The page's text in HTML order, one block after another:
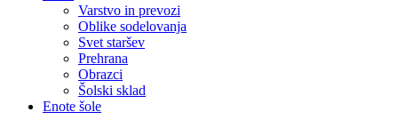
Varstvo in prevozi
Oblike sodelovanja
Svet staršev
Prehrana
Obrazci
Šolski sklad
Enote šole